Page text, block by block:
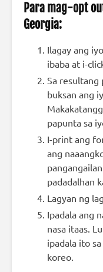
Para mag-opt
Georgia:
Ilagay ang
ibaba at i-
Sa resultang
buksan ang
papunta sa
I-print ang
ang
padadalhan
Lagyan ng
Ipadala ang
nasa itaas.
ipadala ito
koreo.